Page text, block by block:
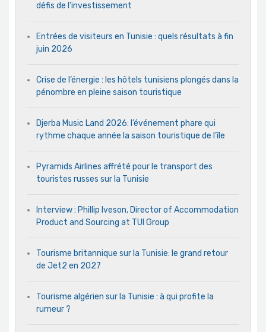
défis de l’investissement
Entrées de visiteurs en Tunisie : quels résultats à fin
juin 2026
Crise de l’énergie : les hôtels tunisiens plongés dans la
pénombre en pleine saison touristique
Djerba Music Land 2026: l’événement phare qui
rythme chaque année la saison touristique de l’île
Pyramids Airlines affrété pour le transport des
touristes russes sur la Tunisie
Interview : Phillip Iveson, Director of Accommodation
Product and Sourcing at TUI Group
Tourisme britannique sur la Tunisie: le grand retour
de Jet2 en 2027
Tourisme algérien sur la Tunisie : à qui profite la
rumeur ?